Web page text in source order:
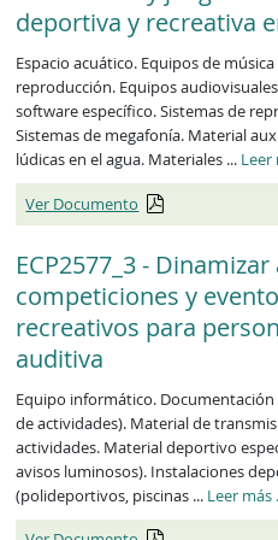
deportiva y recreativa
Espacio acuático. Equipos de
reproducción. Equipos
software específico. Sistemas de
Sistemas de megafonía. Material
lúdicas en el agua. Materiales ... Leer
Ver Documento
ECP2577_3 -
competiciones y
recreativos para
auditiva
Equipo informático.
de actividades). Material de
actividades. Material deportivo
avisos luminosos). Instalaciones
(polideportivos, piscinas ... Leer más